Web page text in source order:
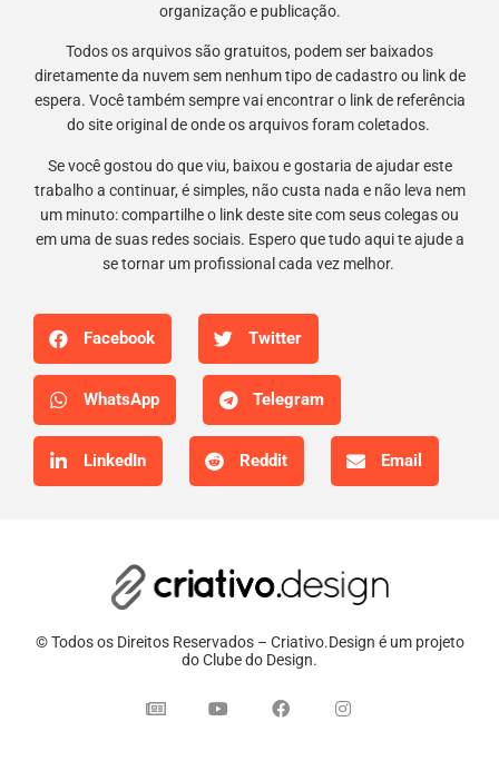
organização e publicação.
Todos os arquivos são gratuitos, podem ser baixados
diretamente da nuvem sem nenhum tipo de cadastro ou link de
espera. Você também sempre vai encontrar o link de referência
do site original de onde os arquivos foram coletados.
Se você gostou do que viu, baixou e gostaria de ajudar este
trabalho a continuar, é simples, não custa nada e não leva nem
um minuto: compartilhe o link deste site com seus colegas ou
em uma de suas redes sociais. Espero que tudo aqui te ajude a
se tornar um profissional cada vez melhor.
Facebook Twitter
WhatsApp Telegram
LinkedIn Reddit Email
© Todos os Direitos Reservados – Criativo.Design é um projeto
do Clube do Design.